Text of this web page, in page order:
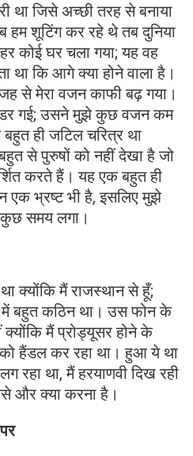
था जिसे अच्छी तरह से बनाया
हम शूटिंग कर रहे थे तब दुनिया
कोई घर चला गया; यह वह
था कि आगे क्या होने वाला है।
से मेरा वजन काफी बढ़ गया।
डर गई; उसने मुझे कुछ वजन कम
ही जटिल चरित्र था
से पुरुषों को नहीं देखा है जो
करते हैं। यह एक बहुत ही
एक भ्रष्ट भी है, इसलिए मुझे
कुछ समय लगा।
क्योंकि मैं राजस्थान से हूँ;
में बहुत कठिन था। उस फोन के
क्योंकि मैं प्रोड्यूसर होने के
हैंडल कर रहा था। हुआ ये था
रहा था, मैं हरयाणवी दिख रही
और क्या करना है।